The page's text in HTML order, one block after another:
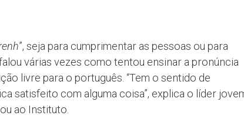
”, seja para cumprimentar as pessoas ou para
várias vezes como tentou ensinar a pronúncia
livre para o português. “Tem o sentido de
satisfeito com alguma coisa”, explica o líder
ao Instituto.